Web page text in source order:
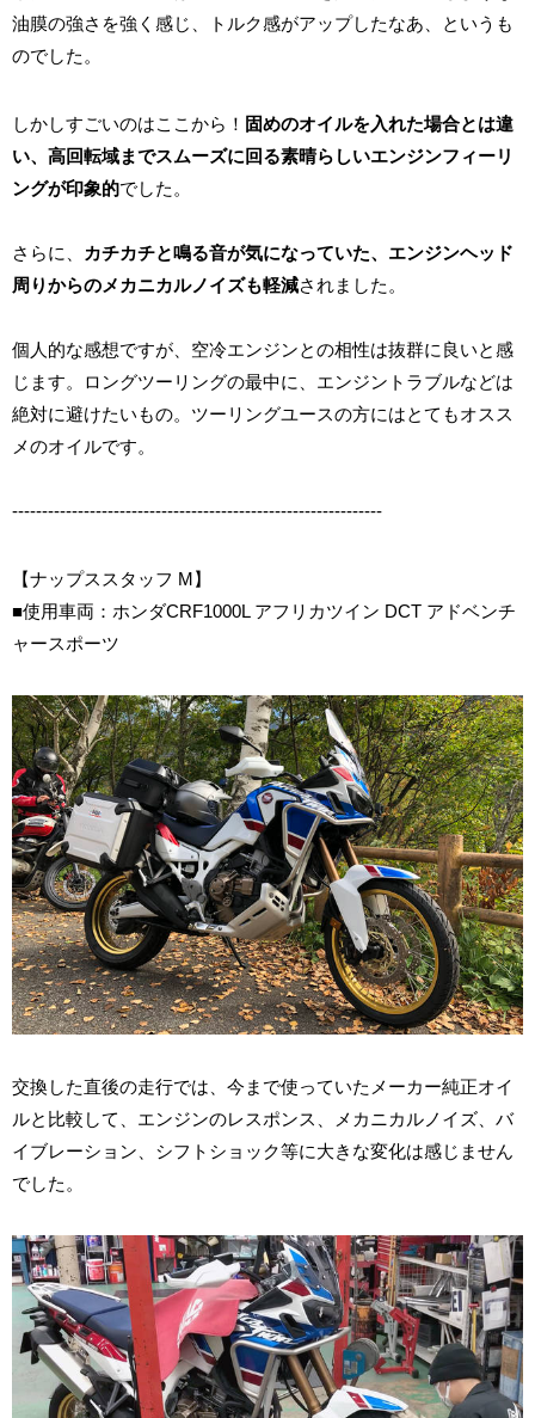
油膜の強さを強く感じ、トルク感がアップしたなあ、というも
のでした。
しかしすごいのはここから！ 固めのオイルを入れた場合とは違
い、高回転域までスムーズに回る素晴らしいエンジンフィーリ
ングが印象的でした。
さらに、
カチカチと鳴る音が気になっていた、エンジンヘッド
周りからのメカニカルノイズも軽減されました。
個人的な感想ですが、空冷エンジンとの相性は抜群に良いと感
じます。ロングツーリングの最中に、エンジントラブルなどは
絶対に避けたいもの。ツーリングユースの方にはとてもオスス
メのオイルです。
--------------------------------------------------------------
【ナップススタッフ M】
■使用車両：ホンダCRF1000L アフリカツイン DCT アドベンチ
ャースポーツ
交換した直後の走行では、今まで使っていたメーカー純正オイ
ルと比較して、エンジンのレスポンス、メカニカルノイズ、バ
イブレーション、シフトショック等に大きな変化は感じません
でした。